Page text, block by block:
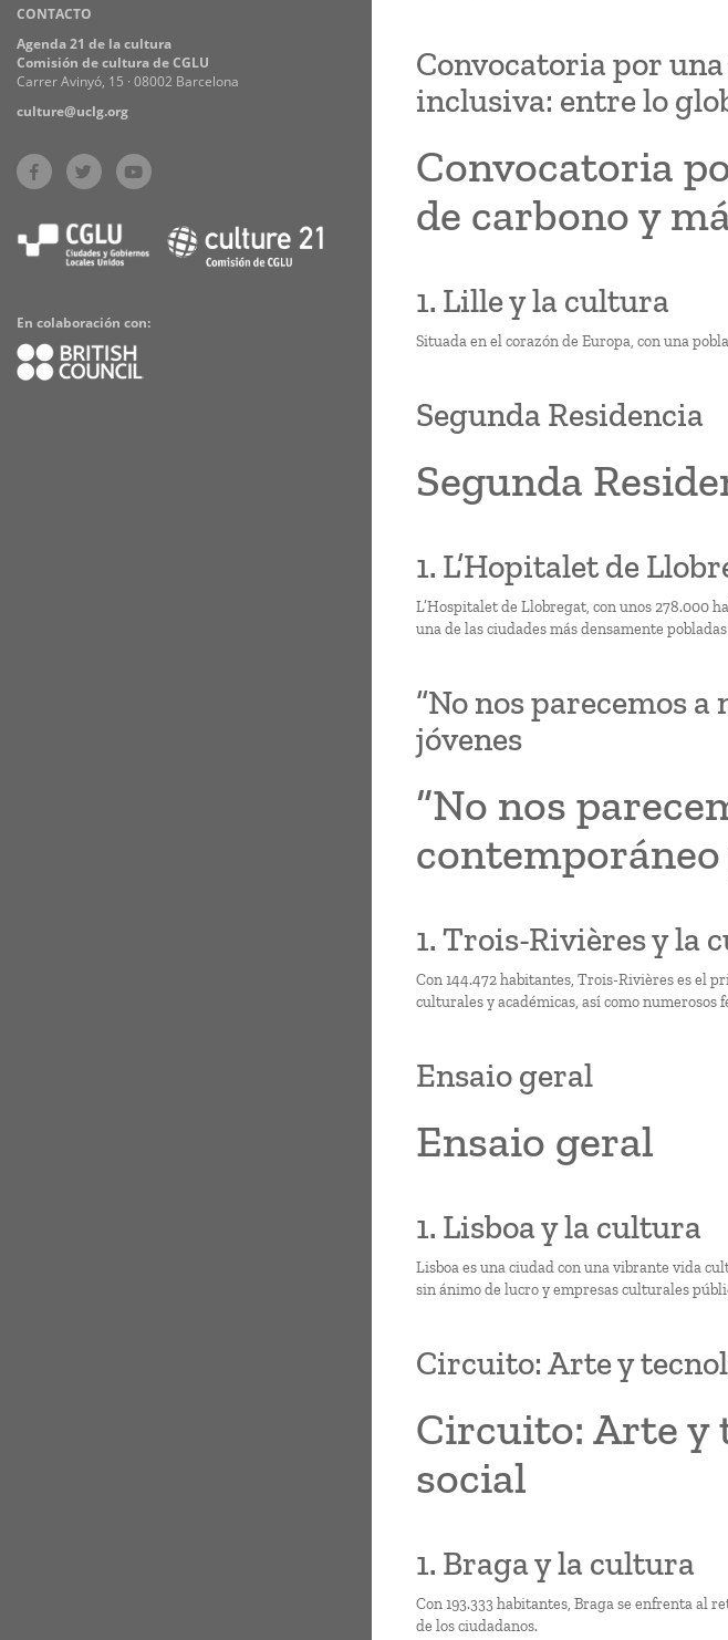
Practices
CONTACTO
Agenda 21 de la cultura
Comisión de cultura de CGLU
Carrer Avinyó, 15 · 08002 Barcelona
culture@uclg.org
En colaboración con:
Convocatoria por
inclusiva: entre lo
Convocatoria
de carbono y
1. Lille y la cultura
Situada en el corazón de Europa, con una
Segunda Residencia
Segunda
1. L’Hopitalet de
L’Hospitalet de Llobregat, con unos 278.000
una de las ciudades más densamente
“No nos parecemos
jóvenes
“No nos
1. Trois-Rivières y la
Con 144.472 habitantes, Trois-Rivières es el
culturales y académicas, así como numerosos
Ensaio geral
Ensaio geral
1. Lisboa y la cultura
Lisboa es una ciudad con una vibrante vida
sin ánimo de lucro y empresas culturales
Circuito: Arte y
Circuito: Arte y
social
1. Braga y la cultura
Con 193.333 habitantes, Braga se enfrenta al
de los ciudadanos.